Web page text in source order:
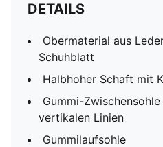
DETAILS
Obermaterial aus
Schuhblatt
Halbhoher Schaft mit
Gummi-
vertikalen Linien
Gummilaufsohle